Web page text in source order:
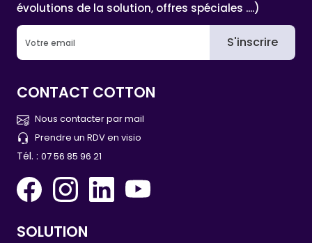
évolutions de la solution, offres spéciales ....)
S'inscrire
CONTACT COTTON
Nous contacter par mail
Prendre un RDV en visio
Tél. : 07 56 85 96 21
SOLUTION